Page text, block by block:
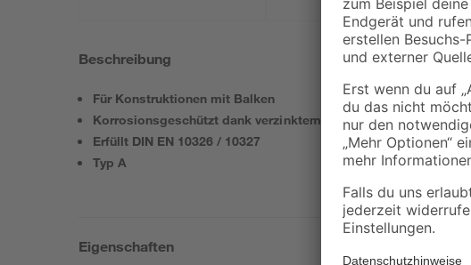
Beschreibung
Für Konstruktionen mit Balken
Korrosionsgeschützt dank verzinktem Stahl
Erfüllt DIN EN 10326 / 10327
Typ A
Eigenschaften